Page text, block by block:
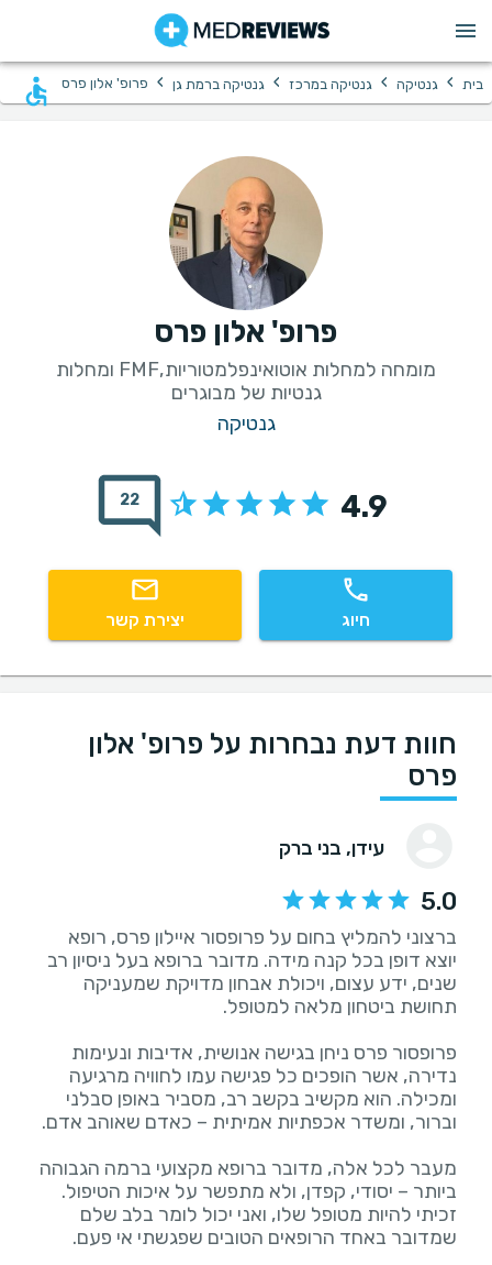
בית › גנטיקה › גנטיקה במרכז › גנטיקה ברמת גן › פרופ' אלון פרס
פרופ' אלון פרס
מומחה למחלות אוטואינפלמטוריות,FMF ומחלות
גנטיות של מבוגרים
גנטיקה
4.9
22
חיוג יצירת קשר
חוות דעת נבחרות על פרופ' אלון
פרס
עידן, בני ברק
5.0
ברצוני להמליץ בחום על פרופסור איילון פרס, רופא
יוצא דופן בכל קנה מידה. מדובר ברופא בעל ניסיון רב
שנים, ידע עצום, ויכולת אבחון מדויקת שמעניקה
פרופסור פרס ניחן בגישה אנושית, אדיבות ונעימות
נדירה, אשר הופכים כל פגישה עמו לחוויה מרגיעה
ומכילה. הוא מקשיב בקשב רב, מסביר באופן סבלני
מעבר לכל אלה, מדובר ברופא מקצועי ברמה הגבוהה
ביותר – יסודי, קפדן, ולא מתפשר על איכות הטיפול.
זכיתי להיות מטופל שלו, ואני יכול לומר בלב שלם